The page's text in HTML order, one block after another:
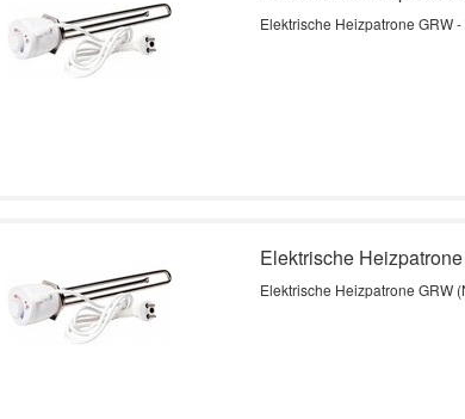
Elektrische Heizpatrone GRW
Elektrische
Elektrische Heizpatrone GRW